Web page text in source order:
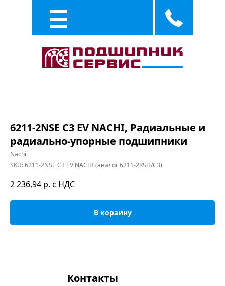
6211-2NSE C3 EV NACHI, Радиальные и
радиально-упорные подшипники
Nachi
SKU:6211-2NSE C3 EV NACHI (аналог 6211-2RSH/C3)
2 236,94 р. с НДС
В корзину
Контакты